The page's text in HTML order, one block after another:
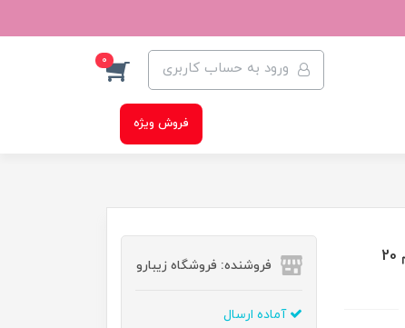
ورود به حساب کاربری 0
فروش ویژه
کرم دور چشم بوکاچیول ماداگاسکار سنتلا Skin 1004 حجم 20
فروشنده: فروشگاه زیبارو
آماده ارسال